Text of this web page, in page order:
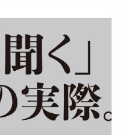
／臓器がぶらさがってい
被害経験の読み替え／選択
のフォーマット／言葉を禁
う／一二月の教室／オープ
月一一日
性の語りのパターン／加害
ＤＶ被害者支援と警察／家